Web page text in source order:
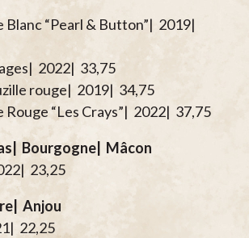
“Pearl & Button”| 2019|
2022| 33,75
rouge| 2019| 34,75
“Les Crays”| 2022| 37,75
Bourgogne| Mâcon
23,25
Anjou
22,25